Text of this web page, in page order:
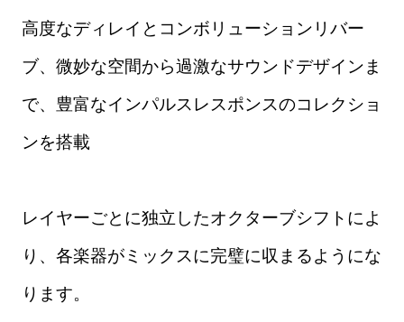
高度なディレイとコンボリューションリバー
ブ、微妙な空間から過激なサウンドデザインま
で、豊富なインパルスレスポンスのコレクショ
ンを搭載
レイヤーごとに独立したオクターブシフトによ
り、各楽器がミックスに完璧に収まるようにな
ります。